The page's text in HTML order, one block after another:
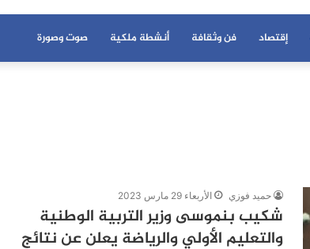
إقتصاد فن وثقافة أنشطة ملكية صوت وصورة
حميد فوزي الأربعاء 29 مارس 2023
شكيب بنموسى وزير التربية الوطنية
والتعليم الأولي والرياضة يعلن عن نتائج